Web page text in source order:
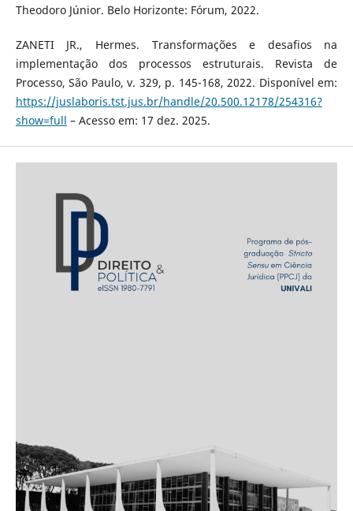
Theodoro Júnior. Belo Horizonte: Fórum, 2022.
ZANETI JR., Hermes. Transformações e desafios na
implementação dos processos estruturais. Revista de
Processo, São Paulo, v. 329, p. 145-168, 2022. Disponível em:
https://juslaboris.tst.jus.br/handle/20.500.12178/254316?
show=full – Acesso em: 17 dez. 2025.